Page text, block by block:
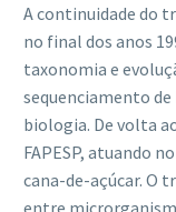
A continuidade do
no final dos anos
taxonomia e
sequenciamento de
biologia. De volta
FAPESP, atuando
cana-de-açúcar. O